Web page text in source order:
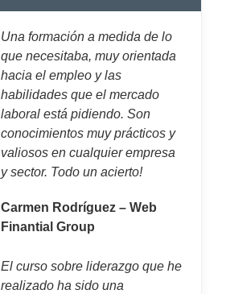
Una formación a medida de lo
que necesitaba, muy orientada
hacia el empleo y las
habilidades que el mercado
laboral está pidiendo. Son
conocimientos muy prácticos y
valiosos en cualquier empresa
y sector. Todo un acierto!
Carmen Rodríguez – Web
Finantial Group
El curso sobre liderazgo que he
realizado ha sido una